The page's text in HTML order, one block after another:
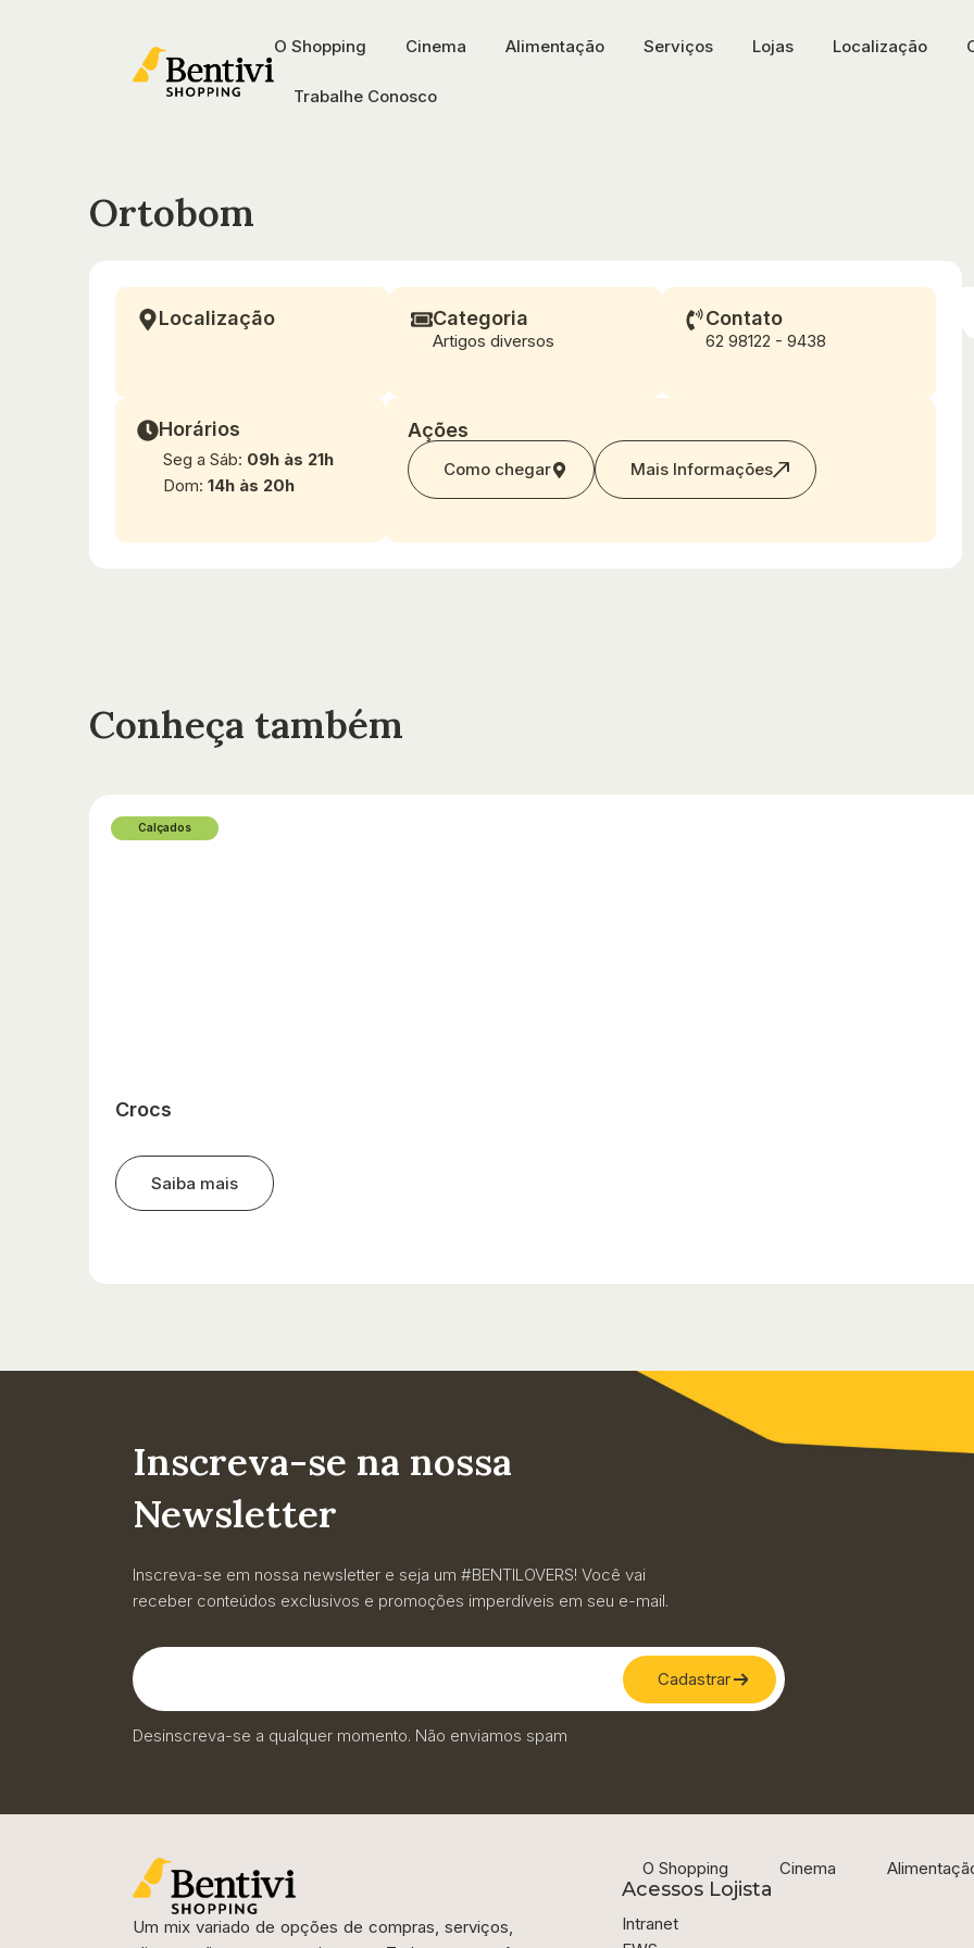
O Shopping Cinema Alimentação Serviços Lojas Localização
Trabalhe Conosco
Ortobom
Localização Categoria
Artigos diversos
Contato
62 98122 - 9438
Horários
Seg a Sáb: 09h às 21h
Dom: 14h às 20h
Ações
Como chegar Mais Informações
Conheça também
Calçados
Crocs
Saiba mais
Inscreva-se na nossa
Newsletter
Inscreva-se em nossa newsletter e seja um #BENTILOVERS! Você vai
receber conteúdos exclusivos e promoções imperdíveis em seu e-mail.
Cadastrar
Desinscreva-se a qualquer momento. Não enviamos spam
Um mix variado de opções de compras, serviços,
O Shopping Cinema
Acessos Lojista
Intranet